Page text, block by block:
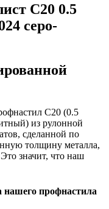
С20 0.5
серо-
С20 (0.5
из рулонной
сделанной по
толщину металла,
значит, что наш
нашего профнастила